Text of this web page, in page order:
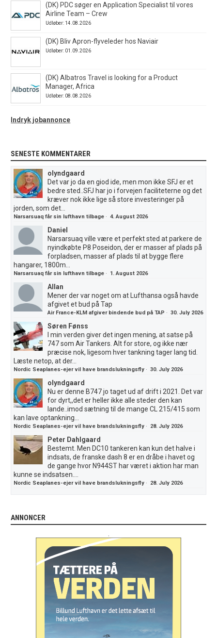
(DK) PDC søger en Application Specialist til vores
Airline Team – Crew
Udløber: 14.08.2026
(DK) Bliv Apron-flyveleder hos Naviair
Udløber: 01.09.2026
(DK) Albatros Travel is looking for a Product
Manager, Africa
Udløber: 08.08.2026
Indryk jobannonce
SENESTE KOMMENTARER
olyndgaard
Det var jo da en giod ide, men mon ikke SFJ er et
bedre sted..SFJ har jo i forvejen faciliteterne og det
kræver nok ikke lige så store investeringer på
jorden, som det...
Narsarsuaq får sin lufthavn tilbage ·4. August 2026
Daniel
Narsarsuaq ville være et perfekt sted at parkere de
nyindkøbte P8 Poseidon, der er masser af plads på
forpladsen, masser af plads til at bygge flere
hangarer, 1800m...
Narsarsuaq får sin lufthavn tilbage · 1. August 2026
Allan
Mener der var noget om at Lufthansa også havde
afgivet et bud på Tap
Air France-KLM afgiver bindende bud på TAP ·30. July 2026
Søren Fønss
I min verden giver det ingen mening, at satse på
747 som Air Tankers. Alt for store, og ikke nær
præcise nok, ligesom hver tankning tager lang tid.
Læste netop, at der...
Nordic Seaplanes-ejer vil have brandslukningsfly ·30. July 2026
olyndgaard
Nu er denne B747 jo taget ud af drift i 2021. Det var
for dyrt,,det er heller ikke alle steder den kan
lande..imod sætning til de mange CL 215/415 som
kan lave optankning...
Nordic Seaplanes-ejer vil have brandslukningsfly · 28. July 2026
Peter Dahlgaard
Bestemt. Men DC10 tankeren kan kun det halve i
indsats, de franske dash 8 er en dråbe i havet og
de gange hvor N944ST har været i aktion har man
kunne se indsatsen....
Nordic Seaplanes-ejer vil have brandslukningsfly · 28. July 2026
ANNONCER